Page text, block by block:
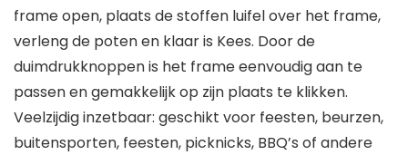
frame open, plaats de stoffen luifel over het frame,
verleng de poten en klaar is Kees. Door de
duimdrukknoppen is het frame eenvoudig aan te
passen en gemakkelijk op zijn plaats te klikken.
Veelzijdig inzetbaar: geschikt voor feesten, beurzen,
buitensporten, feesten, picknicks, BBQ’s of andere